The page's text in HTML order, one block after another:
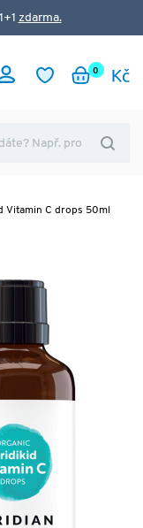
zdarma.
0
Vitamin C drops 50ml